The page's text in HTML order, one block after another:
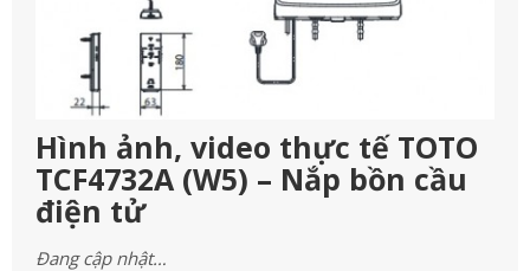
Hình ảnh, video thực tế TOTO
TCF4732A (W5) – Nắp bồn cầu
điện tử
Đang cập nhật…